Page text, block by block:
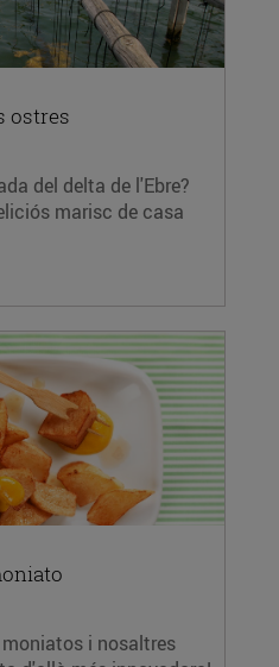
ostres
del delta de l'Ebre?
marisc de casa
i nosaltres